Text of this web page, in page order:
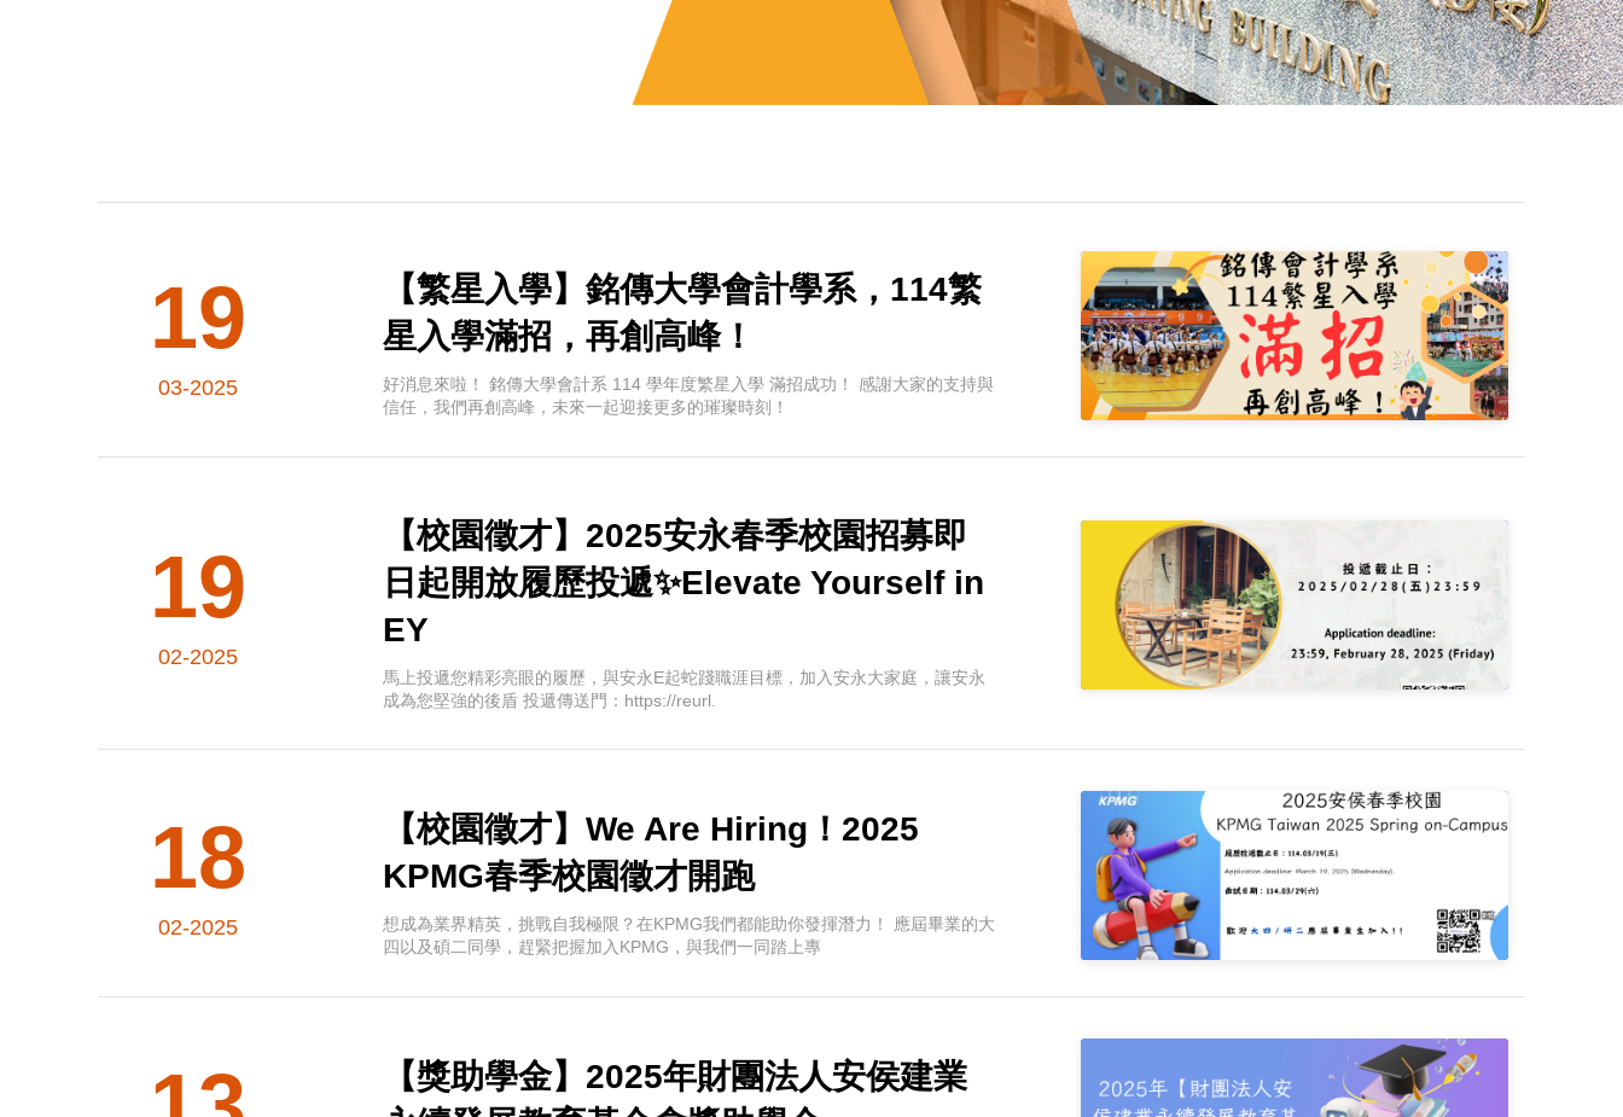
19
03-2025
【繁星入學】銘傳大學會計學系，114繁
星入學滿招，再創高峰！
好消息來啦！ 銘傳大學會計系 114 學年度繁星入學 滿招成功！ 感謝大家的支持與
信任，我們再創高峰，未來一起迎接更多的璀璨時刻！
19
02-2025
【校園徵才】2025安永春季校園招募即
日起開放履歷投遞✨Elevate Yourself in
EY
馬上投遞您精彩亮眼的履歷，與安永E起蛇踐職涯目標，加入安永大家庭，讓安永
成為您堅強的後盾 投遞傳送門：https://reurl.
18
02-2025
【校園徵才】We Are Hiring！2025
KPMG春季校園徵才開跑
想成為業界精英，挑戰自我極限？在KPMG我們都能助你發揮潛力！ 應屆畢業的大
四以及碩二同學，趕緊把握加入KPMG，與我們一同踏上專
【獎助學金】2025年財團法人安侯建業